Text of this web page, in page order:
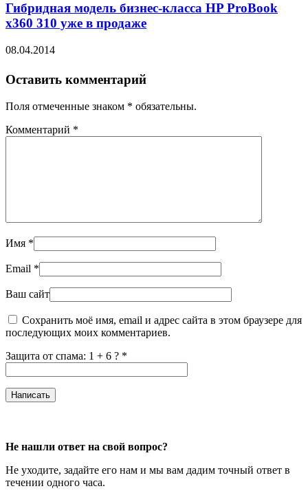
Гибридная модель бизнес-класса HP ProBook
x360 310 уже в продаже
08.04.2014
Оставить комментарий
Поля отмеченные знаком * обязательны.
Комментарий *
Имя *
Email *
Ваш сайт
Сохранить моё имя, email и адрес сайта в этом браузере для
последующих моих комментариев.
Защита от спама: 1 + 6 ? *
Не нашли ответ на свой вопрос?
Не уходите, задайте его нам и мы вам дадим точный ответ в
течении одного часа.